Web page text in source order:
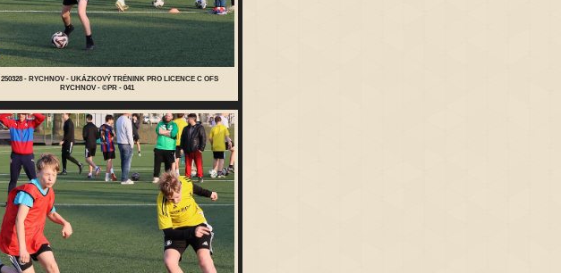
250328 - RYCHNOV - UKÁZKOVÝ TRÉNINK PRO LICENCE C OFS
RYCHNOV - ©PR - 041